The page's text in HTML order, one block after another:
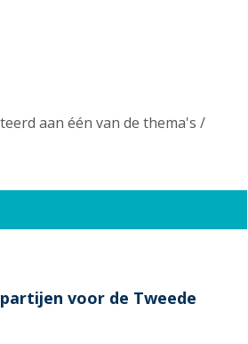
aan één van de thema's /
voor de Tweede